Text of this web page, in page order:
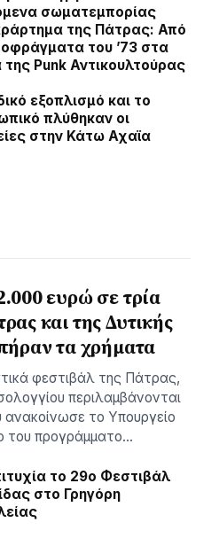
σωματεμπορίας
της Πάτρας: Από
του ’73 στα
της Punk Αντικουλτούρας
εξοπλισμό και το
πλύθηκαν οι
στην Κάτω Αχαϊα
ευρώ σε τρία
και της Δυτικής
τα χρήματα
φεστιβάλ της Πάτρας,
περιλαμβάνονται
ανακοίνωσε το Υπουργείο
του προγράμματο…
το 29ο Φεστιβάλ
στο Γρηγόρη